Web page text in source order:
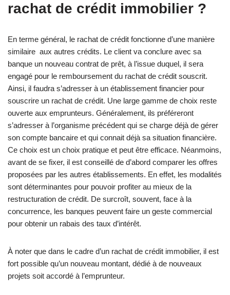
rachat de crédit immobilier ?
En terme général, le rachat de crédit fonctionne d’une manière
similaire aux autres crédits. Le client va conclure avec sa
banque un nouveau contrat de prêt, à l’issue duquel, il sera
engagé pour le remboursement du rachat de crédit souscrit.
Ainsi, il faudra s’adresser à un établissement financier pour
souscrire un rachat de crédit. Une large gamme de choix reste
ouverte aux emprunteurs. Généralement, ils préféreront
s’adresser à l’organisme précédent qui se charge déjà de gérer
son compte bancaire et qui connait déjà sa situation financière.
Ce choix est un choix pratique et peut être efficace. Néanmoins,
avant de se fixer, il est conseillé de d’abord comparer les offres
proposées par les autres établissements. En effet, les modalités
sont déterminantes pour pouvoir profiter au mieux de la
restructuration de crédit. De surcroît, souvent, face à la
concurrence, les banques peuvent faire un geste commercial
pour obtenir un rabais des taux d’intérêt.
À noter que dans le cadre d’un rachat de crédit immobilier, il est
fort possible qu’un nouveau montant, dédié à de nouveaux
projets soit accordé à l’emprunteur.